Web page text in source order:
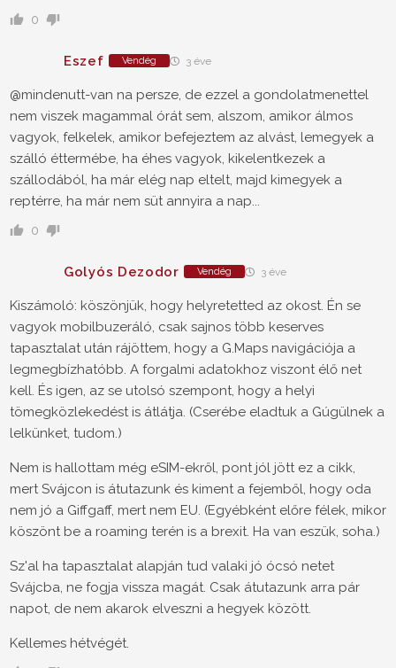
0
Eszef Vendég 3 éve
@mindenutt-van na persze, de ezzel a gondolatmenettel
nem viszek magammal órát sem, alszom, amikor álmos
vagyok, felkelek, amikor befejeztem az alvást, lemegyek a
szálló éttermébe, ha éhes vagyok, kikelentkezek a
szállodából, ha már elég nap eltelt, majd kimegyek a
reptérre, ha már nem süt annyira a nap...
0
Golyós Dezodor Vendég 3 éve
Kiszámoló: köszönjük, hogy helyretetted az okost. Én se
vagyok mobilbuzeráló, csak sajnos több keserves
tapasztalat után rájöttem, hogy a G.Maps navigációja a
legmegbízhatóbb. A forgalmi adatokhoz viszont élő net
kell. És igen, az se utolsó szempont, hogy a helyi
tömegközlekedést is átlátja. (Cserébe eladtuk a Gúgülnek a
lelkünket, tudom.)
Nem is hallottam még eSIM-ekről, pont jól jött ez a cikk,
mert Svájcon is átutazunk és kiment a fejemből, hogy oda
nem jó a Giffgaff, mert nem EU. (Egyébként előre félek, mikor
köszönt be a roaming terén is a brexit. Ha van eszük, soha.)
Sz'al ha tapasztalat alapján tud valaki jó ócsó netet
Svájcba, ne fogja vissza magát. Csak átutazunk arra pár
napot, de nem akarok elveszni a hegyek között.
Kellemes hétvégét.